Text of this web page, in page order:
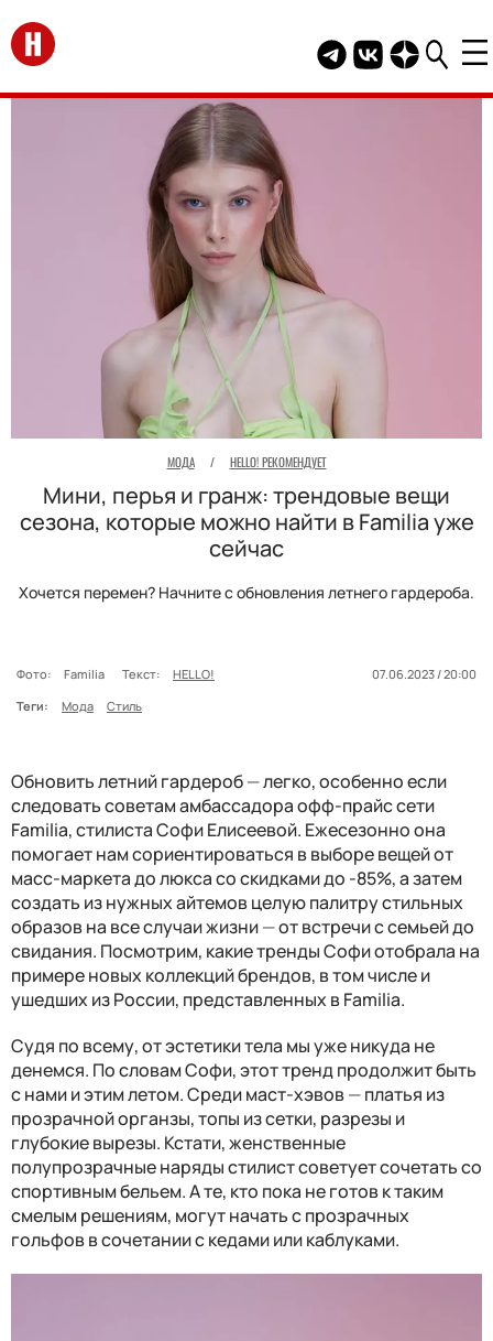
Перейти на главную
Telegram канал
Группа HELLO
Канал
МОДА / HELLO! РЕКОМЕНДУЕТ
Мини, перья и гранж: трендовые вещи
сезона, которые можно найти в Familia уже
сейчас
Хочется перемен? Начните с обновления летнего гардероба.
Фото: Familia Текст: HELLO!
07.06.2023 / 20:00
Теги:
Мода Стиль
Обновить летний гардероб—легко, особенно если
следовать советам амбассадора офф-прайс сети
Familia, стилиста Софи Елисеевой. Ежесезонно она
помогает нам сориентироваться в выборе вещей от
масс-маркета до люкса со скидками до -85%, а затем
создать из нужных айтемов целую палитру стильных
образов на все случаи жизни—от встречи с семьей до
свидания. Посмотрим, какие тренды Софи отобрала на
примере новых коллекций брендов, в том числе и
ушедших из России, представленных в Familia.
Судя по всему, от эстетики тела мы уже никуда не
денемся. По словам Софи, этот тренд продолжит быть
с нами и этим летом. Среди маст-хэвов—платья из
прозрачной органзы, топы из сетки, разрезы и
глубокие вырезы. Кстати, женственные
полупрозрачные наряды стилист советует сочетать со
спортивным бельем. А те, кто пока не готов к таким
смелым решениям, могут начать с прозрачных
гольфов в сочетании с кедами или каблуками.